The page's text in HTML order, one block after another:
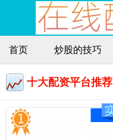
首页 炒股的技巧
十大配资平台推荐